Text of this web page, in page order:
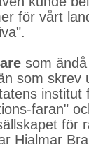
för vårt
som
som skrev
institut
faran"
för
Hjalmar